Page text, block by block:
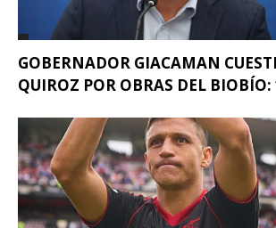
GOBERNADOR GIACAMAN
QUIROZ POR OBRAS DEL BIOBÍO: